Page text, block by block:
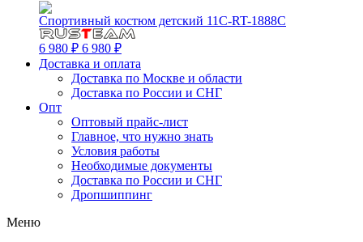
Спортивный костюм детский 11C-RT-1888C
6 980 ₽ 6 980 ₽
Доставка и оплата
Доставка по Москве и области
Доставка по России и СНГ
Опт
Оптовый прайс-лист
Главное, что нужно знать
Условия работы
Необходимые документы
Доставка по России и СНГ
Дропшиппинг
Меню